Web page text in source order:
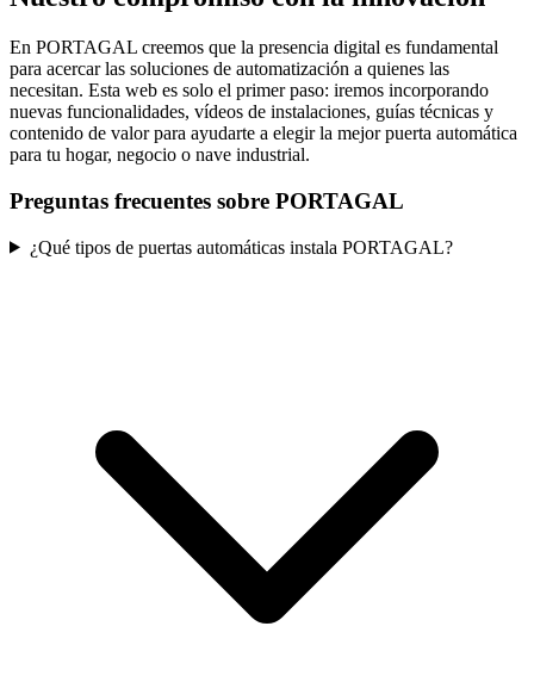
En PORTAGAL creemos que la presencia digital es fundamental
para acercar las soluciones de automatización a quienes las
necesitan. Esta web es solo el primer paso: iremos incorporando
nuevas funcionalidades, vídeos de instalaciones, guías técnicas y
contenido de valor para ayudarte a elegir la mejor puerta automática
para tu hogar, negocio o nave industrial.
Preguntas frecuentes sobre PORTAGAL
¿Qué tipos de puertas automáticas instala PORTAGAL?